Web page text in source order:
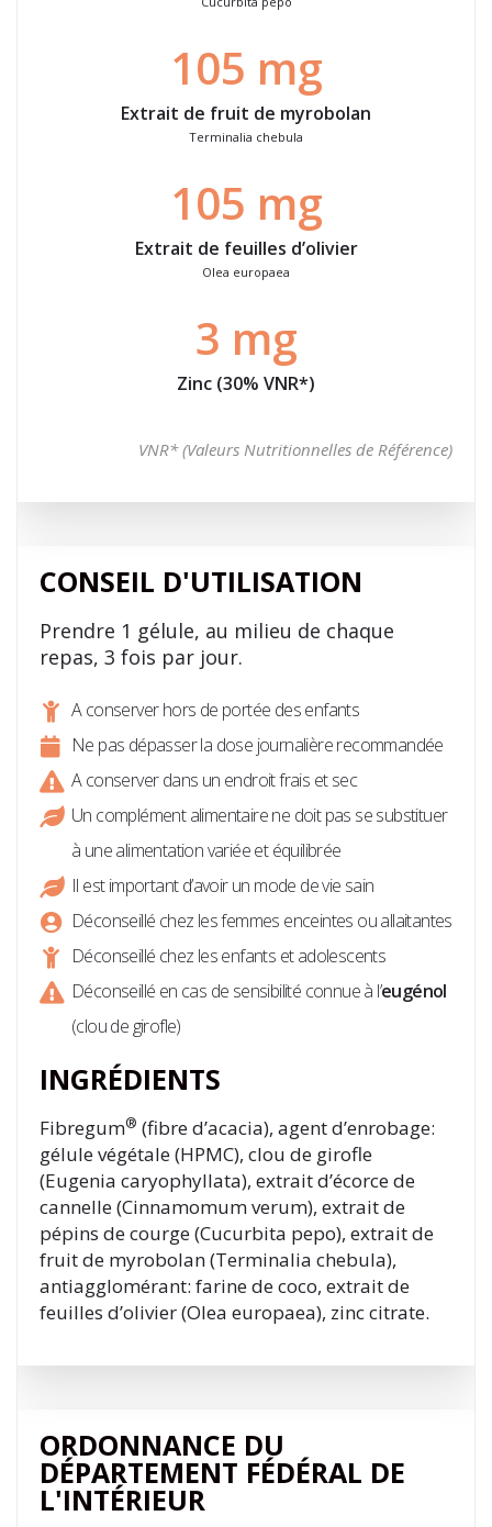
105 mg
Extrait de fruit de myrobolan
Terminalia chebula
105 mg
Extrait de feuilles d’olivier
Olea europaea
3 mg
Zinc (30% VNR*)
VNR* (Valeurs Nutritionnelles de Référence)
CONSEIL D'UTILISATION
Prendre 1 gélule, au milieu de chaque
repas, 3 fois par jour.
A conserver hors de portée des enfants
Ne pas dépasser la dose journalière recommandée
A conserver dans un endroit frais et sec
Un complément alimentaire ne doit pas se substituer
à une alimentation variée et équilibrée
Il est important d’avoir un mode de vie sain
Déconseillé chez les femmes enceintes ou allaitantes
Déconseillé chez les enfants et adolescents
Déconseillé en cas de sensibilité connue à l’eugénol
(clou de girofle)
INGRÉDIENTS
Fibregum® (fibre d’acacia), agent d’enrobage:
gélule végétale (HPMC), clou de girofle
(Eugenia caryophyllata), extrait d’écorce de
cannelle (Cinnamomum verum), extrait de
pépins de courge (Cucurbita pepo), extrait de
fruit de myrobolan (Terminalia chebula),
antiagglomérant: farine de coco, extrait de
feuilles d’olivier (Olea europaea), zinc citrate.
ORDONNANCE DU
DÉPARTEMENT FÉDÉRAL DE
L'INTÉRIEUR